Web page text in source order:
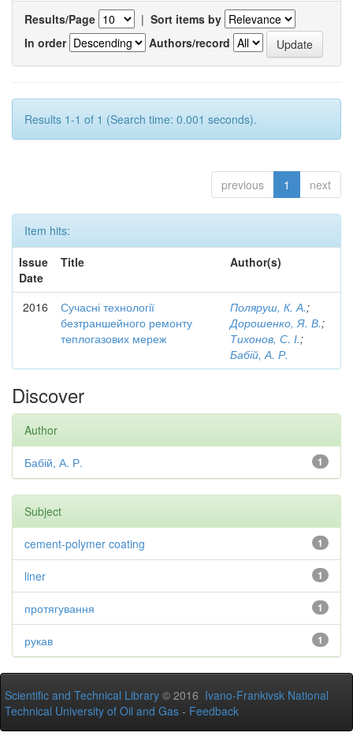
Results/Page | Sort items by
In order
Authors/record
Results 1-1 of 1 (Search time: 0.001 seconds).
previous 1 next
Item hits:
Issue
Date
Title Author(s)
2016
Сучасні технології
безтраншейного ремонту
теплогазових мереж
Поляруш, К. А.;
Дорошенко, Я. В.;
Тихонов, С. І.;
Бабій, А. Р.
Discover
Author
1
Бабій, А. Р.
Subject
1
cement-polymer coating
1
liner
1
протягування
1
рукав
Scientific and Technical Library © 2016 Ivano-Frankivsk National
Technical University of Oil and Gas - Feedback